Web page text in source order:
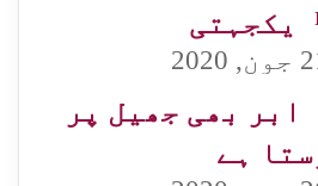
یکجہتی
2020
ابر بھی جھیل پر
ہے